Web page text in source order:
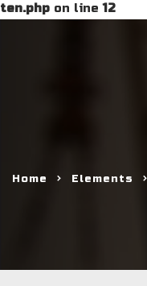
ten.php on line12
Home Elements